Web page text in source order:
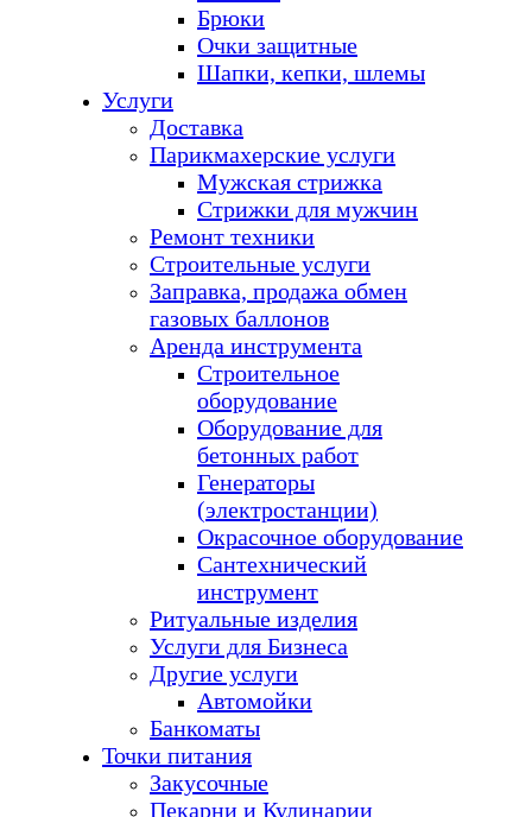
Брюки
Очки защитные
Шапки, кепки, шлемы
Услуги
Доставка
Парикмахерские услуги
Мужская стрижка
Стрижки для мужчин
Ремонт техники
Строительные услуги
Заправка, продажа обмен
газовых баллонов
Аренда инструмента
Строительное
оборудование
Оборудование для
бетонных работ
Генераторы
(электростанции)
Окрасочное оборудование
Сантехнический
инструмент
Ритуальные изделия
Услуги для Бизнеса
Другие услуги
Автомойки
Банкоматы
Точки питания
Закусочные
Пекарни и Кулинарии